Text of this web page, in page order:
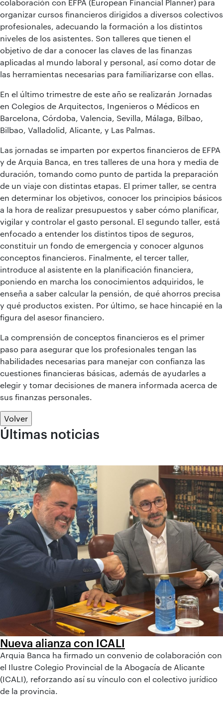
colaboración con EFPA (European Financial Planner) para
organizar cursos financieros dirigidos a diversos colectivos
profesionales, adecuando la formación a los distintos
niveles de los asistentes. Son talleres que tienen el
objetivo de dar a conocer las claves de las finanzas
aplicadas al mundo laboral y personal, así como dotar de
las herramientas necesarias para familiarizarse con ellas.
En el último trimestre de este año se realizarán Jornadas
en Colegios de Arquitectos, Ingenieros o Médicos en
Barcelona, Córdoba, Valencia, Sevilla, Málaga, Bilbao,
Bilbao, Valladolid, Alicante, y Las Palmas.
Las jornadas se imparten por expertos financieros de EFPA
y de Arquia Banca, en tres talleres de una hora y media de
duración, tomando como punto de partida la preparación
de un viaje con distintas etapas. El primer taller, se centra
en determinar los objetivos, conocer los principios básicos
a la hora de realizar presupuestos y saber cómo planificar,
vigilar y controlar el gasto personal. El segundo taller, está
enfocado a entender los distintos tipos de seguros,
constituir un fondo de emergencia y conocer algunos
conceptos financieros. Finalmente, el tercer taller,
introduce al asistente en la planificación financiera,
poniendo en marcha los conocimientos adquiridos, le
enseña a saber calcular la pensión, de qué ahorros precisa
y qué productos existen. Por último, se hace hincapié en la
figura del asesor financiero.
La comprensión de conceptos financieros es el primer
paso para asegurar que los profesionales tengan las
habilidades necesarias para manejar con confianza las
cuestiones financieras básicas, además de ayudarles a
elegir y tomar decisiones de manera informada acerca de
sus finanzas personales.
Volver
Últimas noticias
Nueva alianza con ICALI
Arquia Banca ha firmado un convenio de colaboración con
el Ilustre Colegio Provincial de la Abogacía de Alicante
(ICALI), reforzando así su vínculo con el colectivo jurídico
de la provincia.